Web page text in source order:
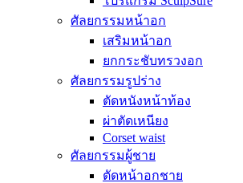
ศัลยกรรมหน้าอก
เสริมหน้าอก
ยกกระชับทรวงอก
ศัลยกรรมรูปร่าง
ตัดหนังหน้าท้อง
ผ่าตัดเหนียง
Corset waist
ศัลยกรรมผู้ชาย
ตัดหน้าอกชาย